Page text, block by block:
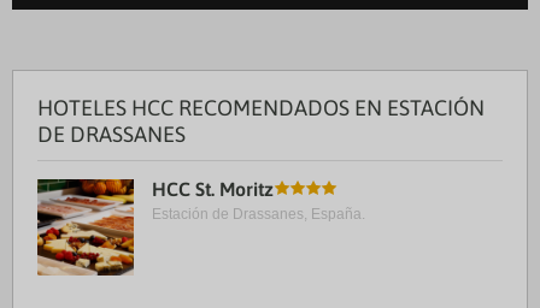
HOTELES HCC RECOMENDADOS EN ESTACIÓN
DE DRASSANES
HCC St. Moritz
Estación de Drassanes, España.